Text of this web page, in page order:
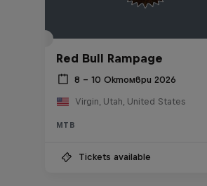
Red Bull Rampage
8 – 10 Октомври 2026
Virgin, Utah, United States
MTB
Tickets available